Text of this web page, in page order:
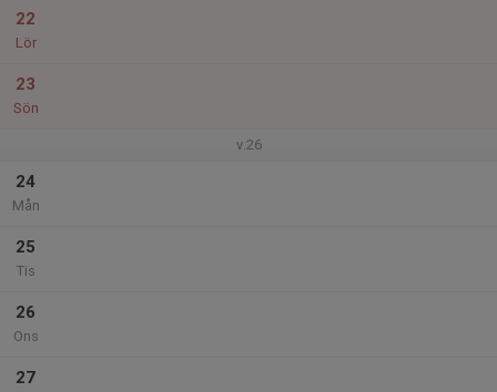
22
Lör
23
Sön
v.26
24
Mån
25
Tis
26
Ons
27